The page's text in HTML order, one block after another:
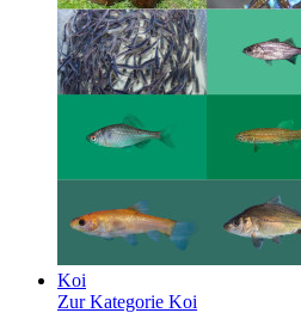
Koi
Zur Kategorie Koi